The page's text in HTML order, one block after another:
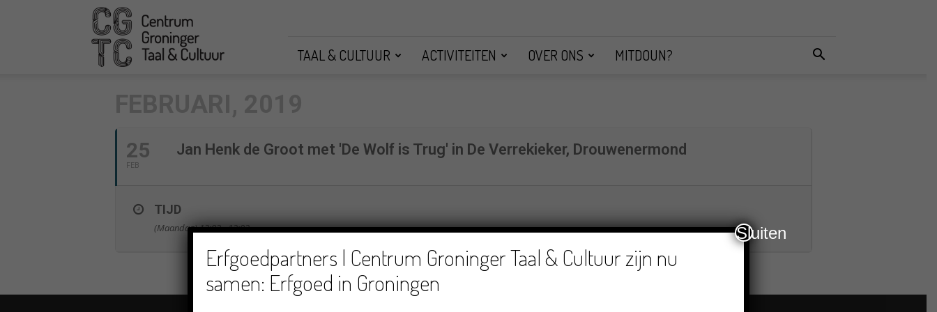
CGTC
TAAL & CULTUUR ACTIVITEITEN OVER ONS MITDOUN?
25
FEB
Jan Henk de Groot met 'De Wolf is Trug' in De Verrekieker, Drouwenermond
TIJD
(Maandag) 12:03 - 12:03
Erfgoedpartners | Centrum Groninger Taal & Cultuur zijn nu
samen: Erfgoed in Groningen
Sluiten